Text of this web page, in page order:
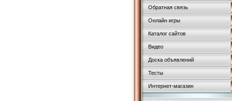
Обратная связь
Онлайн игры
Каталог сайтов
Видео
Доска объявлений
Тесты
Интернет-магазин